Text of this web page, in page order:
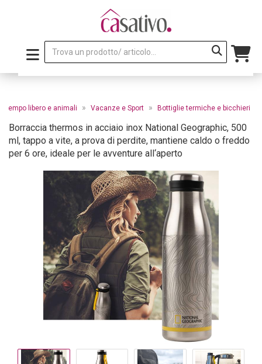
Tempo libero e animali » Vacanze e Sport » Bottiglie termiche e bicchieri
Borraccia thermos in acciaio inox National Geographic, 500
ml, tappo a vite, a prova di perdite, mantiene caldo o freddo
per 6 ore, ideale per le avventure all‘aperto